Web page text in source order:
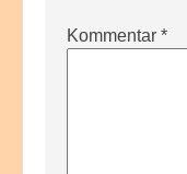
Kommentar *